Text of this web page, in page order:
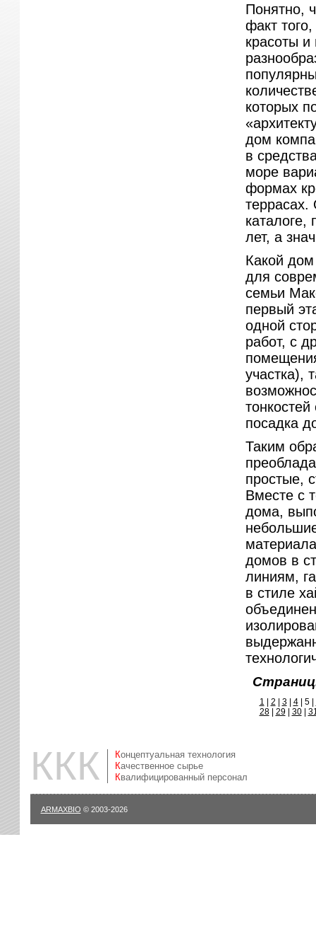
Понятно,
факт
красоты
которых
дом
в
море
формах
террасах.
лет, а
Какой дом
для
семьи
первый
одной
работ, с
участка),
посадка
Таким
простые,
Вместе с
дома,
домов в
линиям,
в стиле
1 | 2 | 3| 4| 5 |
28| 29| 30|
ККК
Концептуальная технология
Качественное сырье
Квалифицированный персонал
ARMAXBIO © 2003-2026